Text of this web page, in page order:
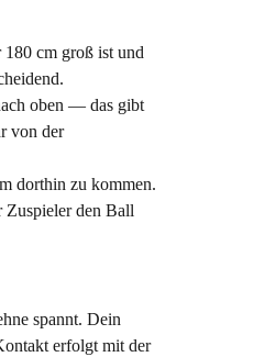
cm groß ist und
oben — das gibt
von der
dorthin zu kommen.
Zuspieler den Ball
spannt. Dein
erfolgt mit der